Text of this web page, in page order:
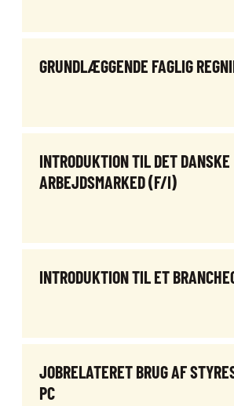
GRUNDLÆGGENDE FAGLIG
INTRODUKTION TIL DET DANSKE
ARBEJDSMARKED (F/I)
INTRODUKTION TIL ET
JOBRELATERET BRUG AF
PC